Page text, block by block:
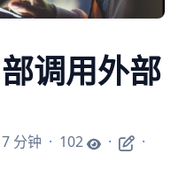
调用外部
7 分钟 · 102 · ·